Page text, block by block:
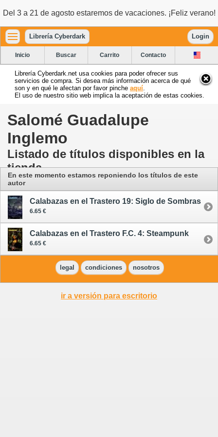
Del 3 a 21 de agosto estaremos de vacaciones. ¡Feliz verano!
Librería Cyberdark Login
Inicio Buscar Carrito Contacto
Librería Cyberdark.net usa cookies para poder ofrecer sus
servicios de compra. Si desea más información acerca de qué
son y en qué le afectan por favor pinche aquí
El uso de nuestro sitio web implica la aceptación de estas cookies.
Salomé Guadalupe
Inglemo
Listado de títulos disponibles en la
tienda
En este momento estamos reponiendo los títulos de este
autor
Calabazas en el Trastero 19: Siglo de Sombras
6.65 €
Calabazas en el Trastero F.C. 4: Steampunk
6.65 €
legal condiciones nosotros
ir a versión para escritorio